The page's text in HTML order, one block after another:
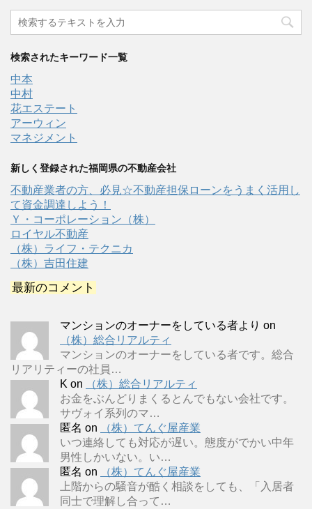
検索されたキーワード一覧
中本
中村
花エステート
アーウィン
マネジメント
新しく登録された福岡県の不動産会社
不動産業者の方、必見☆不動産担保ローンをうまく活用し
て資金調達しよう！
Ｙ・コーポレーション（株）
ロイヤル不動産
（株）ライフ・テクニカ
（株）吉田住建
最新のコメント
マンションのオーナーをしている者より on
（株）総合リアルティ
マンションのオーナーをしている者です。総合
リアリティーの社員…
K on
（株）総合リアルティ
お金をぶんどりまくるとんでもない会社です。
サヴォイ系列のマ…
匿名 on
（株）てんぐ屋産業
いつ連絡しても対応が遅い。態度がでかい中年
男性しかいない。い…
匿名 on
（株）てんぐ屋産業
上階からの騒音が酷く相談をしても、「入居者
同士で理解し合って…